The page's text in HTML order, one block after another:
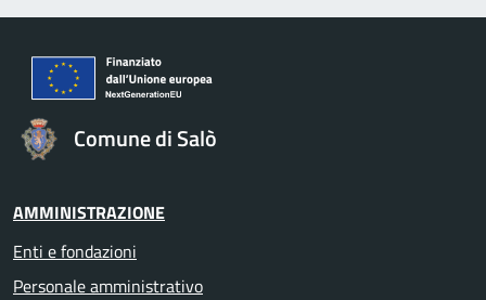
Comune di Salò
AMMINISTRAZIONE
Enti e fondazioni
Personale amministrativo